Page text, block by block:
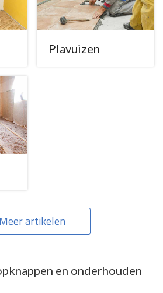
Plavuizen
Meer artikelen
en onderhouden